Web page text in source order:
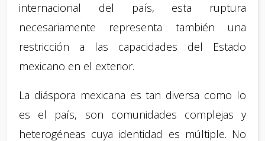
internacional del país, esta ruptura
necesariamente representa también una
restricción a las capacidades del Estado
mexicano en el exterior.
La diáspora mexicana es tan diversa como lo
es el país, son comunidades complejas y
heterogéneas cuya identidad es múltiple. No